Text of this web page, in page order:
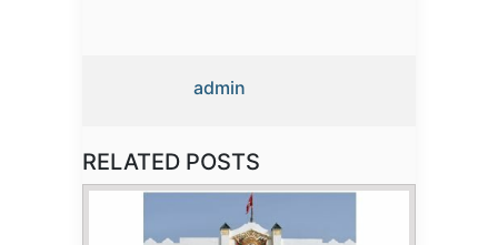
admin
RELATED POSTS